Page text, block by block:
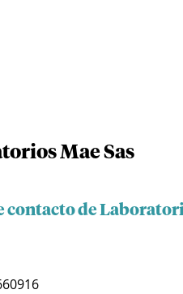
Mae Sas
contacto de